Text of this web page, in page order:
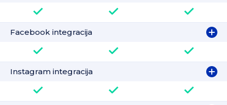
Facebook integracija
Instagram integracija